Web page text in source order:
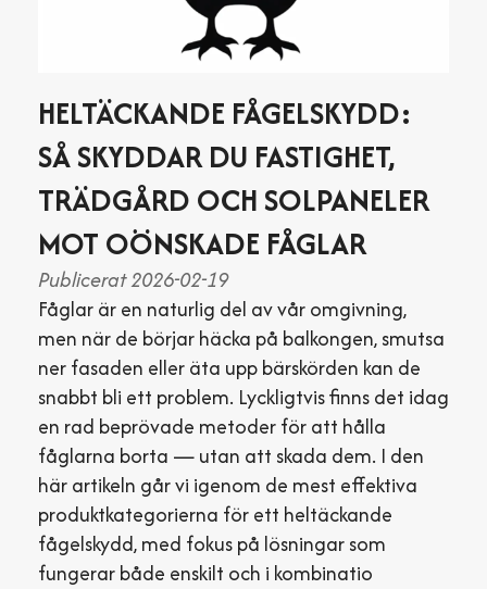
HELTÄCKANDE FÅGELSKYDD:
SÅ SKYDDAR DU FASTIGHET,
TRÄDGÅRD OCH SOLPANELER
MOT OÖNSKADE FÅGLAR
Publicerat 2026-02-19
Fåglar är en naturlig del av vår omgivning,
men när de börjar häcka på balkongen, smutsa
ner fasaden eller äta upp bärskörden kan de
snabbt bli ett problem. Lyckligtvis finns det idag
en rad beprövade metoder för att hålla
fåglarna borta — utan att skada dem. I den
här artikeln går vi igenom de mest effektiva
produktkategorierna för ett heltäckande
fågelskydd, med fokus på lösningar som
fungerar både enskilt och i kombinatio